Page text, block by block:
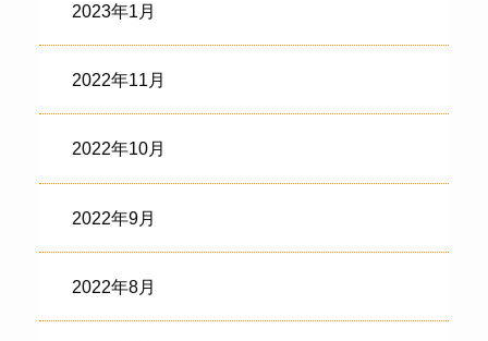
2023年1月
2022年11月
2022年10月
2022年9月
2022年8月